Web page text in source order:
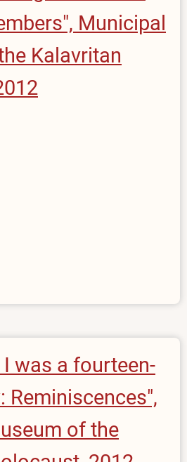
Municipal
Kalavritan
was a fourteen-
Reminiscences",
of the